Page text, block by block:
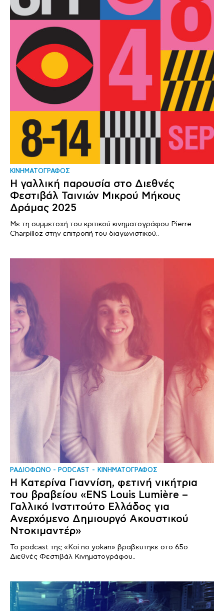
ΚΙΝΗΜΑΤΟΓΡΑΦΟΣ
Η γαλλική παρουσία στο Διεθνές
Φεστιβάλ Ταινιών Μικρού Μήκους
Δράμας 2025
Με τη συμμετοχή του κριτικού κινηματογράφου Pierre
Charpilloz στην επιτροπή του διαγωνιστικού..
ΡΑΔΙΟΦΩΝΟ - PODCAST ΚΙΝΗΜΑΤΟΓΡΑΦΟΣ
Η Κατερίνα Γιαννίση, φετινή νικήτρια
του βραβείου «ENS Louis Lumière –
Γαλλικό Ινστιτούτο Ελλάδος για
Ανερχόμενο Δημιουργό Ακουστικού
Ντοκιμαντέρ»
Το podcast της «Koi no yokan» βραβευτηκε στο 65ο
Διεθνές Φεστιβάλ Κινηματογράφου..